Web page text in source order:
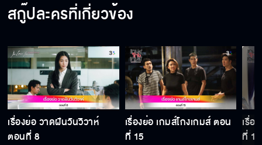
สกู๊ปละครที่เกี่ยวข้อง
เรื่องย่อ วาดฝันวันวิวาห์
ตอนที่ 8
เรื่องย่อ เกมส์โกงเกมส์ ตอน
ที่ 15
เรื่อ
ที่ 14